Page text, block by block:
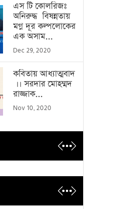
এস টি কোলরিজঃ
অনিরুদ্ধ বিষন্নতায়
মগ্ন দূর কল্পলোকের
এক অসাম...
Dec 29, 2020
কবিতায় আধ্যাত্মবাদ
।। সরদার মোহম্মদ
রাজ্জাক...
Nov 10, 2020